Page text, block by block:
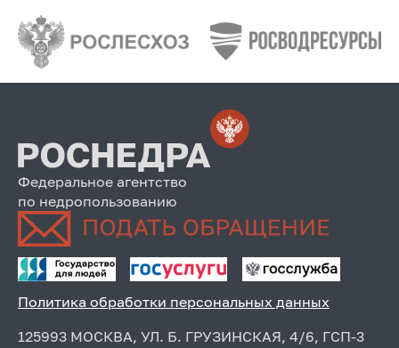
Федеральное агентство
по недропользованию
Политика обработки персональных данных
125993 МОСКВА, УЛ. Б. ГРУЗИНСКАЯ, 4/6, ГСП-3